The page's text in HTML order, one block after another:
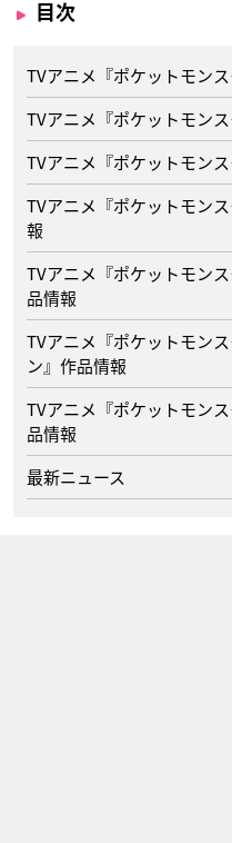
目次
TVアニメ『ポケットモン
TVアニメ『ポケットモン
TVアニメ『ポケットモン
TVアニメ『ポケットモン
報
TVアニメ『ポケットモン
品情報
TVアニメ『ポケットモン
ン』作品情報
TVアニメ『ポケットモン
品情報
最新ニュース